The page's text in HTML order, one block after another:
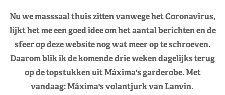
Nu we masssaal thuis zitten vanwege het Coronavirus,
lijkt het me een goed idee om het aantal berichten en de
sfeer op deze website nog wat meer op te schroeven.
Daarom blik ik de komende drie weken dagelijks terug
op de topstukken uit Máxima's garderobe. Met
vandaag: Máxima's volantjurk van Lanvin.